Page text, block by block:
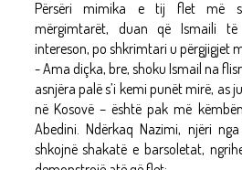
Përsëri mimika e tij flet më
mërgimtarët, duan që Ismaili
intereson, po shkrimtari u përgjigjet
- Ama diçka, bre, shoku Ismail na
asnjëra palë s’i kemi punët mirë, as
në Kosovë – është pak më
Abedini. Ndërkaq Nazimi, njëri
shkojnë shakatë e barsoletat,